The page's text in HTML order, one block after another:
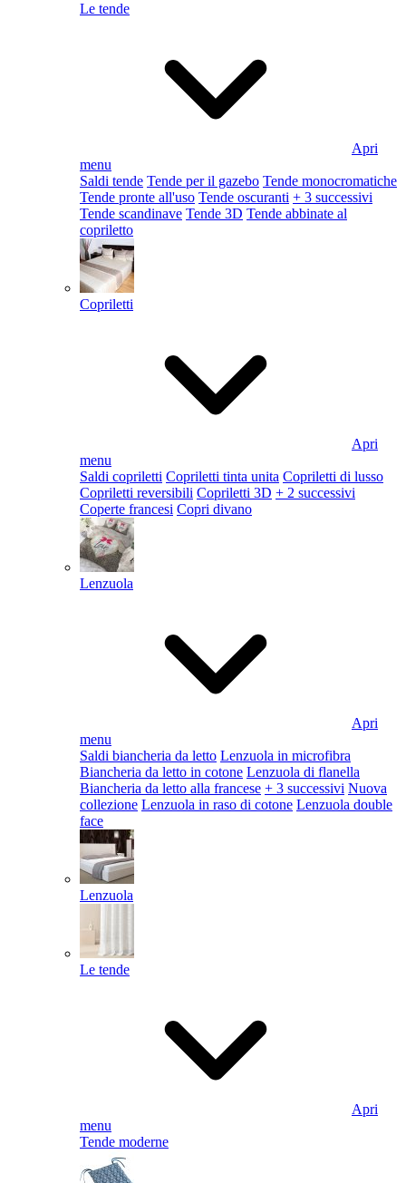
Le tende
Apri
menu
Saldi tende Tende per il gazebo Tende monocromatiche
Tende pronte all'uso Tende oscuranti + 3 successivi
Tende scandinave Tende 3D Tende abbinate al
copriletto
Copriletti
Apri
menu
Saldi copriletti Copriletti tinta unita Copriletti di lusso
Copriletti reversibili Copriletti 3D + 2 successivi
Coperte francesi Copri divano
Lenzuola
Apri
menu
Saldi biancheria da letto Lenzuola in microfibra
Biancheria da letto in cotone Lenzuola di flanella
Biancheria da letto alla francese + 3 successivi Nuova
collezione Lenzuola in raso di cotone Lenzuola double
face
Lenzuola
Le tende
Apri
menu
Tende moderne